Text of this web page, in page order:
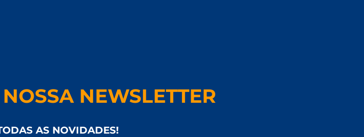
NEWSLETTER
AS NOVIDADES!